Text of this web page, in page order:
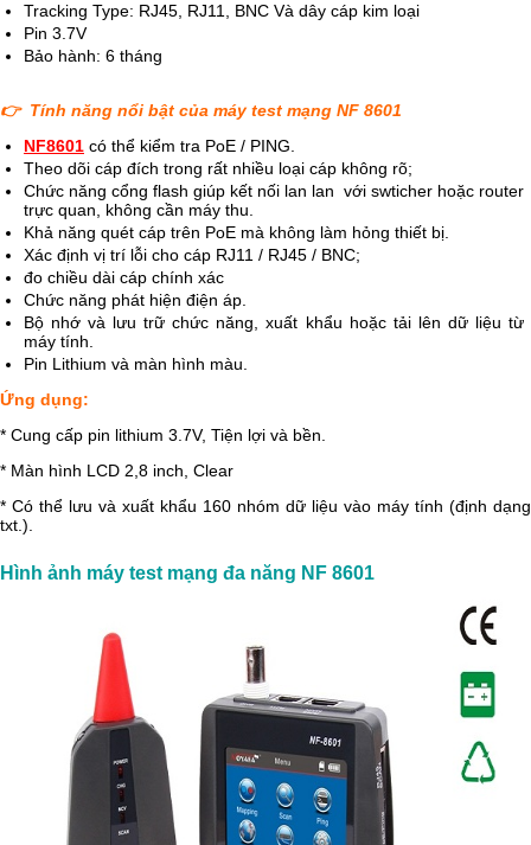
Tracking Type: RJ45, RJ11, BNC Và dây cáp kim loại
Pin 3.7V
Bảo hành: 6 tháng
👉 Tính năng nổi bật của máy test mạng NF 8601
NF8601 có thể kiểm tra PoE / PING.
Theo dõi cáp đích trong rất nhiều loại cáp không rõ;
Chức năng cổng flash giúp kết nối lan lan với swticher hoặc router
trực quan, không cần máy thu.
Khả năng quét cáp trên PoE mà không làm hỏng thiết bị.
Xác định vị trí lỗi cho cáp RJ11 / RJ45 / BNC;
đo chiều dài cáp chính xác
Chức năng phát hiện điện áp.
Bộ nhớ và lưu trữ chức năng, xuất khẩu hoặc tải lên dữ liệu từ
máy tính.
Pin Lithium và màn hình màu.
Ứng dụng:
* Cung cấp pin lithium 3.7V, Tiện lợi và bền.
* Màn hình LCD 2,8 inch, Clear
* Có thể lưu và xuất khẩu 160 nhóm dữ liệu vào máy tính (định dạng
txt.).
Hình ảnh máy test mạng đa năng NF 8601